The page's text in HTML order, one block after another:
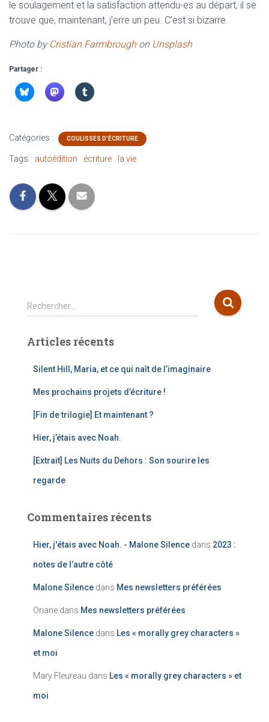
le soulagement et la satisfaction attendu-es au départ, il se
trouve que, maintenant, j’erre un peu. C’est si bizarre.
Photo by Cristian Farmbroughon Unsplash
Partager :
Catégories : COULISSES D'ÉCRITURE
Tags: autoédition écriture la vie
R
e
h
Rechercher…
Articles récents
Silent Hill, Maria, et ce qui naît de l’imaginaire
Mes prochains projets d’écriture !
[Fin de trilogie] Et maintenant ?
Hier, j’étais avec Noah.
[Extrait] Les Nuits du Dehors : Son sourire les
regarde
Commentaires récents
Hier, j'étais avec Noah. - Malone Silence dans 2023 :
notes de l’autre côté
Malone Silence dans Mes newsletters préférées
Oriane dans Mes newsletters préférées
Malone Silence dans Les « morally grey characters »
et moi
Mary Fleureau dans Les « morally grey characters » et
moi